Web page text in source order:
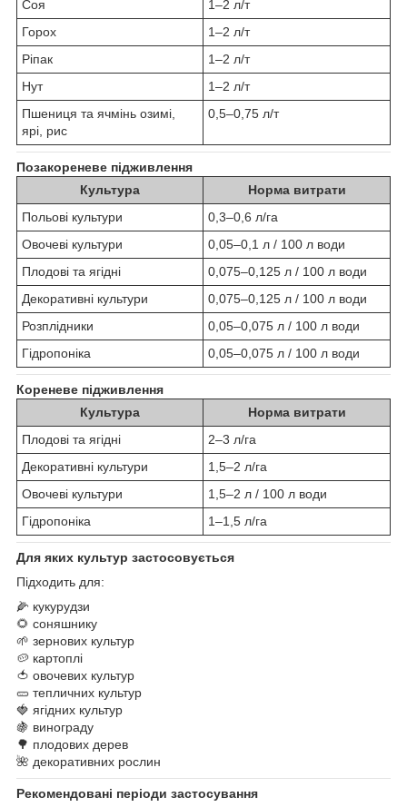
Соя
1–2 л/т
Горох
1–2 л/т
Ріпак
1–2 л/т
Нут
1–2 л/т
Пшениця та ячмінь озимі,
ярі, рис
0,5–0,75 л/т
Позакореневе підживлення
Культура
Норма витрати
Польові культури
0,3–0,6 л/га
Овочеві культури
0,05–0,1 л / 100 л води
Плодові та ягідні
0,075–0,125 л / 100 л води
Декоративні культури
0,075–0,125 л / 100 л води
Розплідники
0,05–0,075 л / 100 л води
Гідропоніка
0,05–0,075 л / 100 л води
Кореневе підживлення
Культура
Норма витрати
Плодові та ягідні
2–3 л/га
Декоративні культури
1,5–2 л/га
Овочеві культури
1,5–2 л / 100 л води
Гідропоніка
1–1,5 л/га
Для яких культур застосовується
Підходить для:
🌽 кукурудзи
🌻 соняшнику
🌱 зернових культур
🥔 картоплі
🍅 овочевих культур
🥒 тепличних культур
🍓 ягідних культур
🍇 винограду
🌳 плодових дерев
🌺 декоративних рослин
Рекомендовані періоди застосування